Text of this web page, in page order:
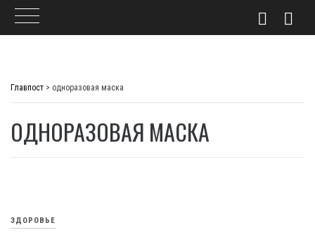
Главпост > одноразовая маска
ОДНОРАЗОВАЯ МАСКА
ЗДОРОВЬЕ